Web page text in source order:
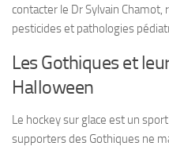
contacter le Dr Sylvain
pesticides et pathologies
Les Gothiques et
Halloween
Le hockey sur glace est un
supporters des Gothiques ne